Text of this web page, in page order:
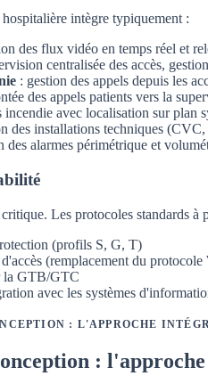
intègre typiquement :
des flux vidéo en temps réel et
centralisée des accès,
: gestion des appels depuis les
des appels patients vers la
incendie avec localisation sur plan
des installations techniques
des alarmes périmétrique et
Les protocoles standards à
(profils S, G, T)
(remplacement du protocole
la GTB/GTC
avec les systèmes
: L'APPROCHE
: